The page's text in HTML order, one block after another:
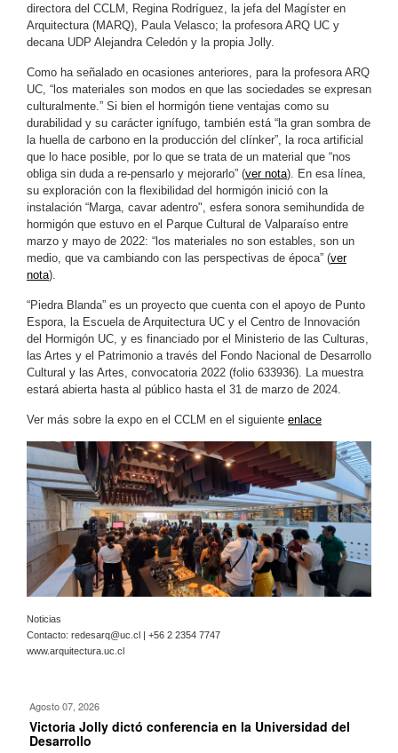
directora del CCLM, Regina Rodríguez, la jefa del Magíster en
Arquitectura (MARQ), Paula Velasco; la profesora ARQ UC y
decana UDP Alejandra Celedón y la propia Jolly.
Como ha señalado en ocasiones anteriores, para la profesora ARQ
UC, “los materiales son modos en que las sociedades se expresan
culturalmente.” Si bien el hormigón tiene ventajas como su
durabilidad y su carácter ignífugo, también está “la gran sombra de
la huella de carbono en la producción del clínker”, la roca artificial
que lo hace posible, por lo que se trata de un material que “nos
obliga sin duda a re-pensarlo y mejorarlo” (ver nota). En esa línea,
su exploración con la flexibilidad del hormigón inició con la
instalación “Marga, cavar adentro", esfera sonora semihundida de
hormigón que estuvo en el Parque Cultural de Valparaíso entre
marzo y mayo de 2022: “los materiales no son estables, son un
medio, que va cambiando con las perspectivas de época” (ver
nota).
“Piedra Blanda” es un proyecto que cuenta con el apoyo de Punto
Espora, la Escuela de Arquitectura UC y el Centro de Innovación
del Hormigón UC, y es financiado por el Ministerio de las Culturas,
las Artes y el Patrimonio a través del Fondo Nacional de Desarrollo
Cultural y las Artes, convocatoria 2022 (folio 633936). La muestra
estará abierta hasta al público hasta el 31 de marzo de 2024.
Ver más sobre la expo en el CCLM en el siguiente enlace
Noticias
Contacto: redesarq@uc.cl | +56 2 2354 7747
www.arquitectura.uc.cl
Agosto 07, 2026
Victoria Jolly dictó conferencia en la Universidad del
Desarrollo